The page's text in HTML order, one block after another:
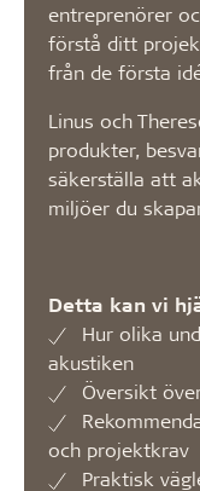
entreprenörer
förstå ditt
från de första
Linus och
produkter,
säkerställa att
miljöer du
Detta kan vi
Hur olika
akustiken
Översikt
och projektkrav
Praktisk